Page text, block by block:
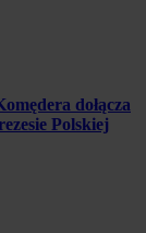
dołącza
Polskiej